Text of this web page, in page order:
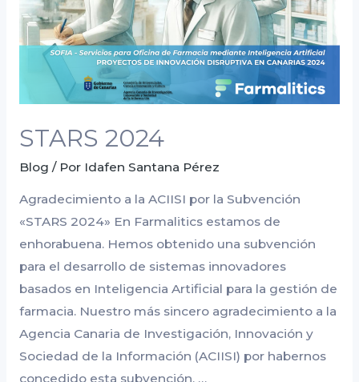
STARS 2024
Blog / Por Idafen Santana Pérez
Agradecimiento a la ACIISI por la Subvención
«STARS 2024» En Farmalitics estamos de
enhorabuena. Hemos obtenido una subvención
para el desarrollo de sistemas innovadores
basados en Inteligencia Artificial para la gestión de
farmacia. Nuestro más sincero agradecimiento a la
Agencia Canaria de Investigación, Innovación y
Sociedad de la Información (ACIISI) por habernos
concedido esta subvención, …